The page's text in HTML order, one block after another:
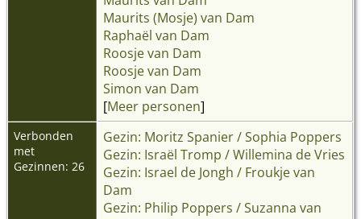
Maurits (Mosje) van Dam
Raphaël van Dam
Roosje van Dam
Roosje van Dam
Simon van Dam
[Meer personen]
Verbonden
met
Gezinnen: 26
Gezin: Moritz Spanier / Sophia Poppers
Gezin: Israël Tromp / Willemina de Vries
Gezin: Israel de Jongh / Froukje van
Dam
Gezin: Philip Poppers / Suzanna van